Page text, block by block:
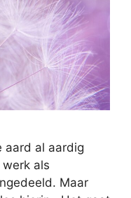
aard al aardig
als
Maar